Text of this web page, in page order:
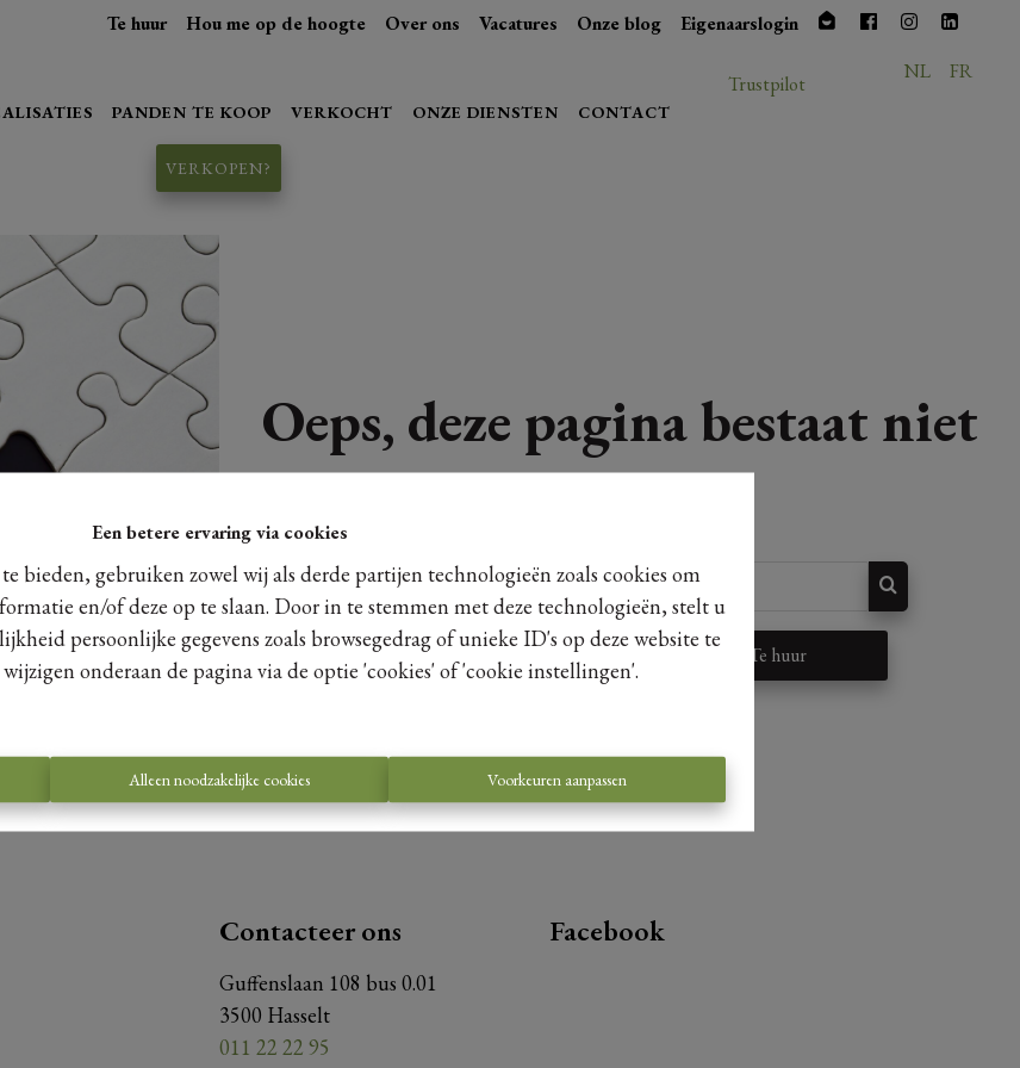
Een betere ervaring via cookies
bieden, gebruiken zowel wij als derde partijen technologieën zoals cookies om
en/of deze op te slaan. Door in te stemmen met deze technologieën, stelt u
persoonlijke gegevens zoals browsegedrag of unieke ID's op deze website te
onderaan de pagina via de optie 'cookies' of 'cookie instellingen'.
Alleen noodzakelijke cookies Voorkeuren aanpassen
Te huur Hou me op de hoogte Over ons Vacatures Onze blog Eigenaarslogin
PANDEN TE KOOP VERKOCHT ONZE DIENSTEN CONTACT
VERKOPEN?
NL FR
Trustpilot
Oeps, deze pagina bestaat niet
meer
Te koop Te huur
Contacteer ons
Guffenslaan 108 bus 0.01
3500 Hasselt
011 22 22 95
Facebook